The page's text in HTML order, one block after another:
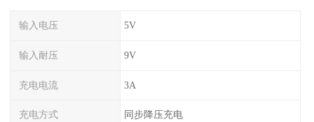
输入电压 5V
输入耐压 9V
充电电流 3A
充电方式 同步降压充电